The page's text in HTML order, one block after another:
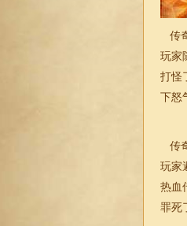
传
玩家
打怪
下怒
传
玩家
热血
罪死